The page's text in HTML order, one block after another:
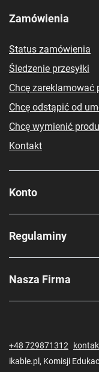
Zamówienia
Status zamówienia
Śledzenie przesyłki
Chcę zareklamować
Chcę odstąpić od
Chcę wymienić
Kontakt
Konto
Regulaminy
Nasza Firma
+48 729871312
ikable.pl , Komisji